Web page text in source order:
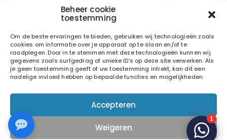
Beheer cookie
toestemming
Om de beste ervaringen te bieden, gebruiken wij technologieën zoals
cookies om informatie over je apparaat op te slaan en/of te
raadplegen. Door in te stemmen met deze technologieën kunnen wij
gegevens zoals surfgedrag of unieke ID's op deze site verwerken. Als
je geen toestemming geeft of uw toestemming intrekt, kan dit een
nadelige invloed hebben op bepaalde functies en mogelijkheden.
Accepteren
Weigeren
© 2026 Light and Sound Factory. Alle rechten voorbehouden.
Volg ons op